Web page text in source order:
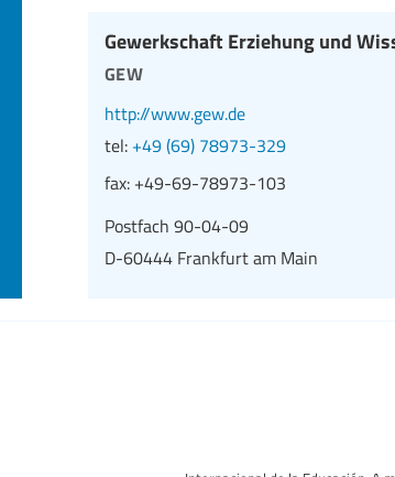
Gewerkschaft Erziehung und
gew
http://www.gew.de
tel: +49 (69) 78973-329
fax: +49-69-78973-103
Postfach 90-04-09
D-60444 Frankfurt am Main